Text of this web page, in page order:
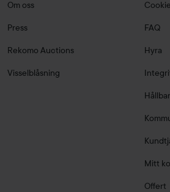
Om oss
Press
Rekomo Auctions
Visselblåsning
FAQ
Hyra
Mitt
Offert